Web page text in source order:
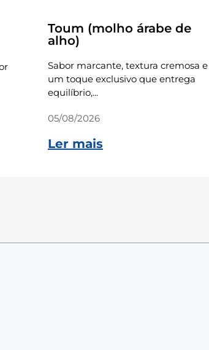
Toum (molho árabe de
alho)
Sabor marcante, textura cremosa e
um toque exclusivo que entrega
equilíbrio,...
05/08/2026
Ler mais